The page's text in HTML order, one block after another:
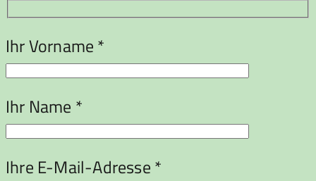
Ihr Vorname *
Ihr Name *
Ihre E-Mail-Adresse *